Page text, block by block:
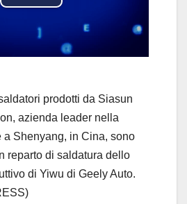
P
l
y
V
i
prodotti da Siasun
azienda leader nella
a Shenyang, in Cina, sono
reparto di saldatura dello
di Yiwu di Geely Auto.